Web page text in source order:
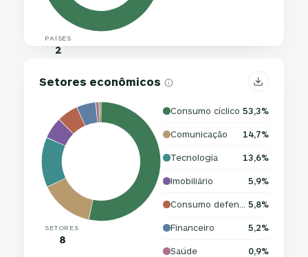
PAÍSES
2
Setores econômicos
SETORES
8
Consumo cíclico 53,3%
Comunicação 14,7%
Tecnologia 13,6%
Imobiliário 5,9%
5,8%
Financeiro 5,2%
Saúde 0,9%